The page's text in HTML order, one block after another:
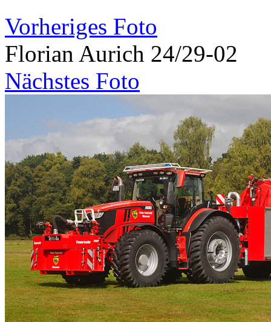
Vorheriges Foto
Florian Aurich 24/29-02
Nächstes Foto